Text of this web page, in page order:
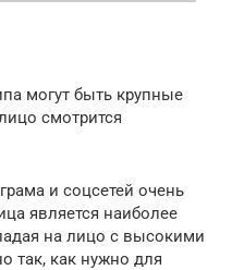
могут быть крупные
смотрится
и соцсетей очень
является наиболее
на лицо с высокими
так, как нужно для